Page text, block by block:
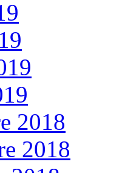
2018
2018